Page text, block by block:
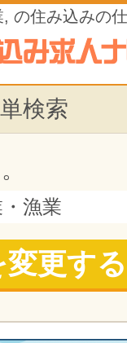
の住み込みの
検索
漁業
更する